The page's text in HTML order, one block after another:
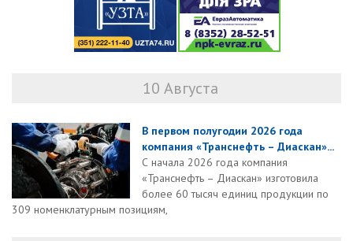
10 Августа
В первом полугодии 2026 года
компания «Транснефть – Диаскан»...
С начала 2026 года компания
«Транснефть – Диаскан» изготовила
более 60 тысяч единиц продукции по
309 номенклатурным позициям,